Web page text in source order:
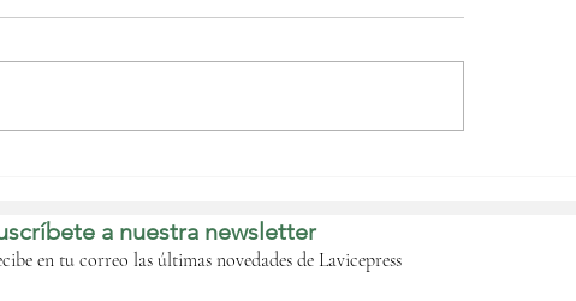
de forma
la crisis que
a nuestra newsletter
en tu correo las últimas novedades de Lavicepress